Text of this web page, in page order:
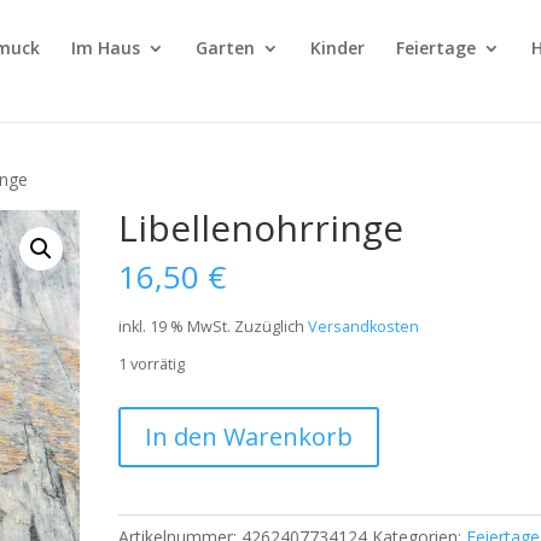
Im Haus Garten Kinder Feiertage
Libellenohrringe
16,50 €
inkl. 19 % MwSt. ZuzüglichVersandkosten
1 vorrätig
In den Warenkorb